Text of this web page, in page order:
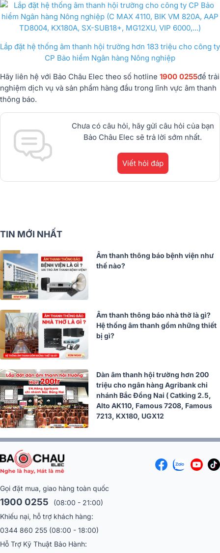
Lắp đặt hệ thống âm thanh hội trường hơn 183 triệu cho công ty
CP Bảo hiểm Ngân hàng Nông nghiệp
Hãy liên hệ với Bảo Châu Elec theo số hotline 1900 0255để trải
nghiệm dịch vụ và sản phẩm hàng đầu trong lĩnh vực âm thanh
thông báo.
Chưa có câu hỏi, hãy gửi câu hỏi của bạn
Bảo Châu Elec sẽ trả lời sớm nhất.
Viết hỏi đáp
TIN MỚI NHẤT
Âm thanh thông báo bệnh viện như
thế nào?
Âm thanh thông báo nhà thờ là gì?
Hệ thống âm thanh gồm những thiết
bị gì?
Dàn âm thanh hội trường hơn 200
triệu cho ngân hàng Agribank chi
nhánh Bắc Đồng Nai ( Catking 2.5,
Alto AK110, Famous 7208, Famous
7213, KX180, UGX12
Gọi đặt mua, giao hàng toàn quốc
1900 0255
(08:00 - 21:00)
Khiếu nại, hỗ trợ khách hàng:
0344 860 255 (08:00 - 18:00)
Hỗ Trợ Kỹ Thuật Bảo Hành: